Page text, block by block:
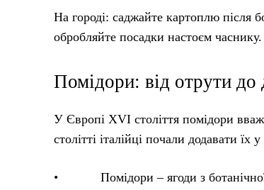
На городі: саджайте картоплю після
обробляйте посадки настоєм часнику.
Помідори: від отрути до
У Європі XVI століття помідори
столітті італійці почали додавати
• Помідори – ягоди з ботанічної